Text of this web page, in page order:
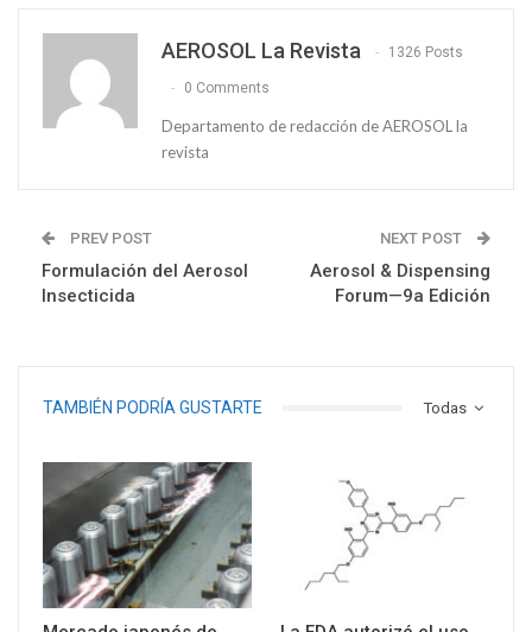
AEROSOL La Revista 1326 Posts
0 Comments
Departamento de redacción de AEROSOL la
revista
PREV POST
Formulación del Aerosol
Insecticida
NEXT POST
Aerosol & Dispensing
Forum—9a Edición
Todas
TAMBIÉN PODRÍA GUSTARTE